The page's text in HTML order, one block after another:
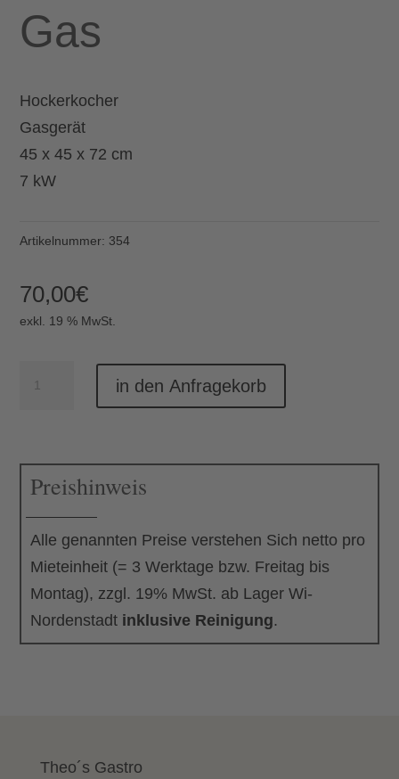
Gas
Hockerkocher
Gasgerät
45 x 45 x 72 cm
7 kW
Artikelnummer: 354
70,00€
exkl. 19 % MwSt.
in den Anfragekorb
Preishinweis
Alle genannten Preise verstehen Sich netto pro
Mieteinheit (= 3 Werktage bzw. Freitag bis
Montag), zzgl. 19% MwSt. ab Lager Wi-
Nordenstadt inklusive Reinigung.
Theo´s Gastro